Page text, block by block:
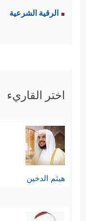
الرقية الشرعية
اختر القاريء
هيثم الدخين